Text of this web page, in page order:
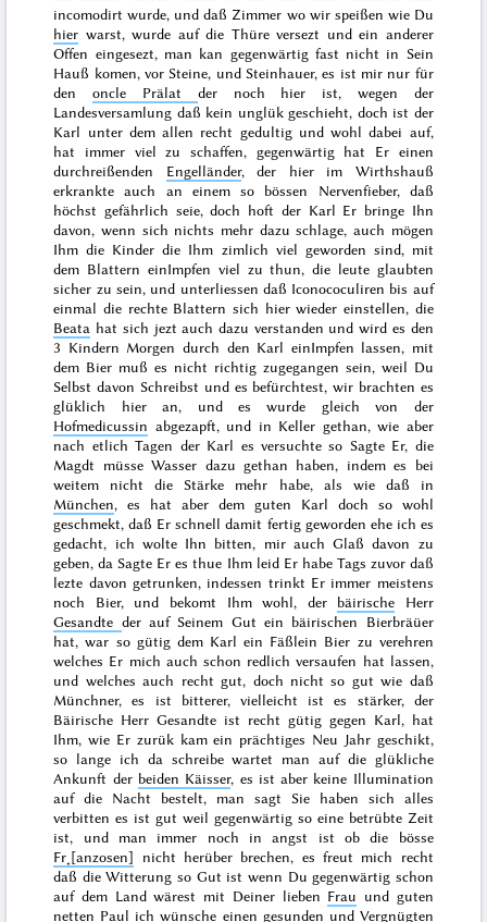
incomodirt wurde, und daß Zimmer wo wir speißen wie Du
hier warst, wurde auf die Thüre versezt und ein anderer
Offen eingesezt, man kan gegenwärtig fast nicht in Sein
Hauß komen, vor Steine, und Steinhauer, es ist mir nur für
denoncle Prälat der noch hier ist, wegen der
Landesversamlung daß kein unglük geschieht, doch ist der
Karl unter dem allen recht gedultig und wohl dabei auf,
hat immer viel zu schaffen, gegenwärtig hat Er einen
durchreißenden Engelländer, der hier im Wirthshauß
erkrankte auch an einem so bössen Nervenfieber, daß
höchst gefährlich seie, doch hoft der Karl Er bringe Ihn
davon, wenn sich nichts mehr dazu schlage, auch mögen
Ihm die Kinder die Ihm zimlich viel geworden sind, mit
dem Blattern einImpfen viel zu thun, die leute glaubten
sicher zu sein, und unterliessen daß Iconococuliren bis auf
einmal die rechte Blattern sich hier wieder einstellen, die
Beata hat sich jezt auch dazu verstanden und wird es den
3 Kindern Morgen durch den Karl einImpfen lassen, mit
dem Bier muß es nicht richtig zugegangen sein, weil Du
Selbst davon Schreibst und es befürchtest, wir brachten es
glüklich hier an, und es wurde gleich von der
Hofmedicussin abgezapft, und in Keller gethan, wie aber
nach etlich Tagen der Karl es versuchte so Sagte Er, die
Magdt müsse Wasser dazu gethan haben, indem es bei
weitem nicht die Stärke mehr habe, als wie daß in
München, es hat aber dem guten Karl doch so wohl
geschmekt, daß Er schnell damit fertig geworden ehe ich es
gedacht, ich wolte Ihn bitten, mir auch Glaß davon zu
geben, da Sagte Er es thue Ihm leid Er habe Tags zuvor daß
lezte davon getrunken, indessen trinkt Er immer meistens
noch Bier, und bekomt Ihm wohl, der bäirische Herr
Gesandte der auf Seinem Gut ein bäirischen Bierbräüer
hat, war so gütig dem Karl ein Fäßlein Bier zu verehren
welches Er mich auch schon redlich versaufen hat lassen,
und welches auch recht gut, doch nicht so gut wie daß
Münchner, es ist bitterer, vielleicht ist es stärker, der
Bäirische Herr Gesandte ist recht gütig gegen Karl, hat
Ihm, wie Er zurük kam ein prächtiges Neu Jahr geschikt,
so lange ich da schreibe wartet man auf die glükliche
Ankunft der beiden Käisser, es ist aber keine Illumination
auf die Nacht bestelt, man sagt Sie haben sich alles
verbitten es ist gut weil gegenwärtig so eine betrübte Zeit
ist, und man immer noch in angst ist ob die bösse
Fr˖[anzosen] nicht herüber brechen, es freut mich recht
daß die Witterung so Gut ist wenn Du gegenwärtig schon
auf dem Land wärest mit Deiner lieben Frau und guten
netten Paul ich wünsche einen gesunden und Vergnügten